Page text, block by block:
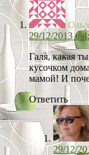
29/12/2013 в
Галя, какая
кусочком
мамой! И
Ответить
29/12/